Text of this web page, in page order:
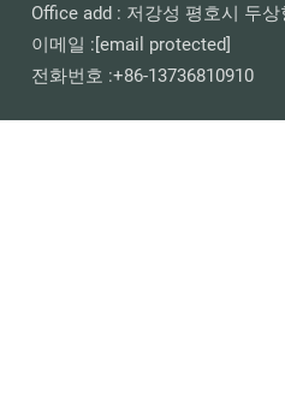
Office add : 저강성 평호시 두
이메일 :[email protected]
전화번호 :+86-13736810910